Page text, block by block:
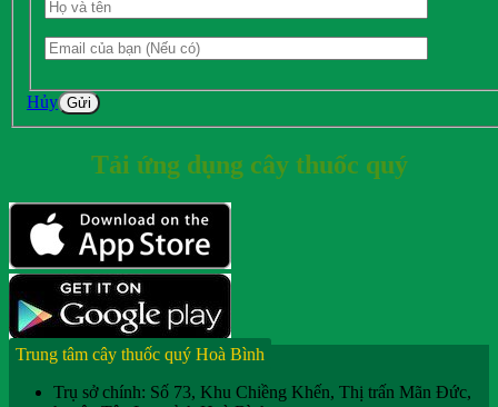
Hủy Gửi
Tải ứng dụng cây thuốc quý
Trung tâm cây thuốc quý Hoà Bình
Trụ sở chính: Số 73, Khu Chiềng Khến, Thị trấn Mãn Đức,